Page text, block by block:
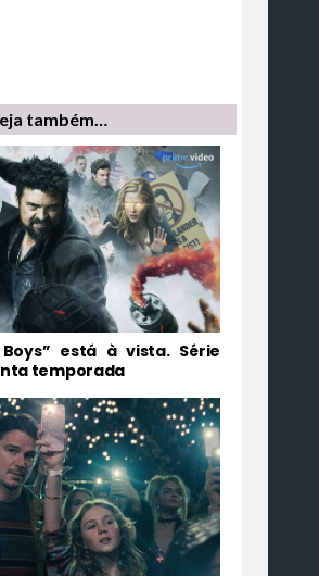
também…
está à vista. Série
temporada